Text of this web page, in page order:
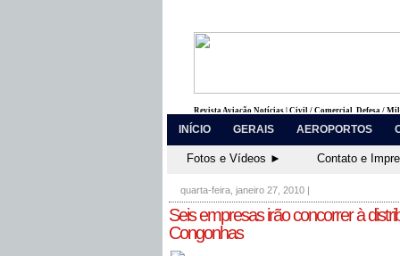
Revista Aviação Notícias | Civil / Comercial, Defesa /
INÍCIO GERAIS AEROPORTOS
Fotos e Vídeos ► Contato e
quarta-feira, janeiro 27, 2010 |
Seis empresas irão concorrer à
Congonhas